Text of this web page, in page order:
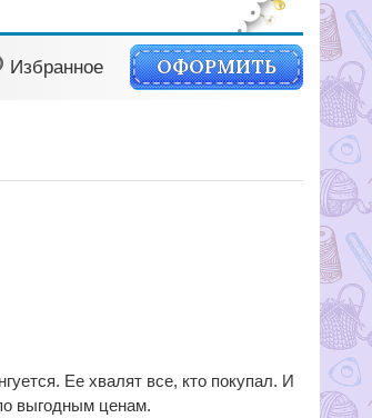
Избранное ОФОРМИТЬ
Ее хвалят все, кто покупал. И
выгодным ценам.